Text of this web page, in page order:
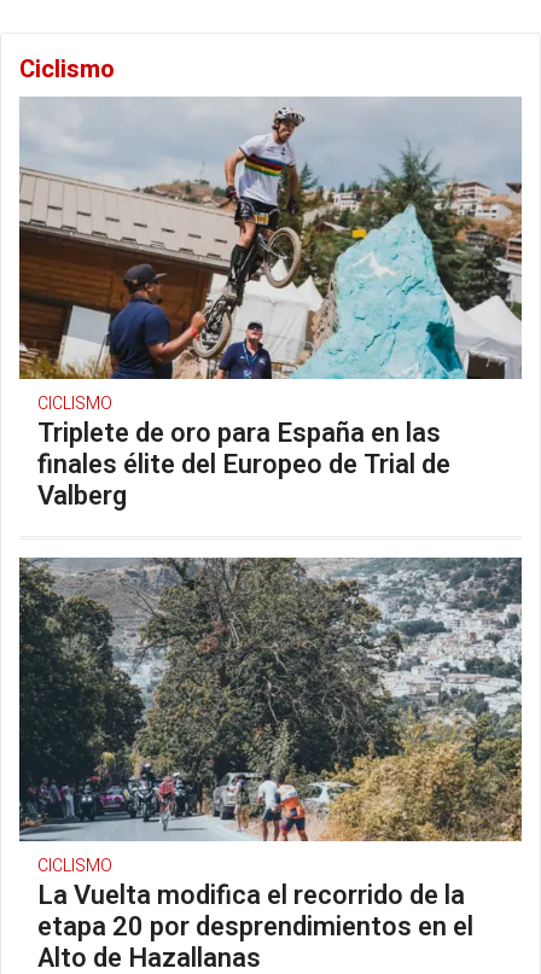
Ciclismo
CICLISMO
Triplete de oro para España en las
finales élite del Europeo de Trial de
Valberg
CICLISMO
La Vuelta modifica el recorrido de la
etapa 20 por desprendimientos en el
Alto de Hazallanas